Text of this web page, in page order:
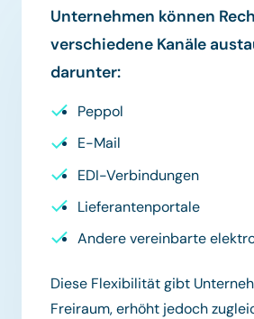
Unternehmen können
verschiedene Kanäle
darunter:
Peppol
E-Mail
EDI-Verbindungen
Lieferantenportale
Andere vereinbarte
Diese Flexibilität gibt
Freiraum, erhöht jedoch